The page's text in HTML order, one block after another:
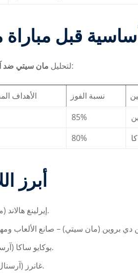
قبل
لتحليل مان سيتي ضد بدقة، يجب الاطلاع على الإحصاءات التالية:
الأهداف نسبة الفوز
85%
80%
أبرز
إيرلينغ هالاند (مان سيتي) – هداف الفريق وسلاح هجومي قوي.
بوكايو ساكا (آرسنال) – جناح سريع وفعال في الهجمات المرتدة.
غانرز (آرسنال) – مهاجم قادر على إنهاء الهجمات بدقة عالية.